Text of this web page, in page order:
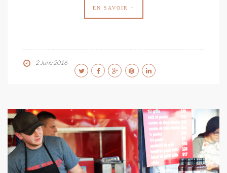
EN SAVOIR +
2 June 2016